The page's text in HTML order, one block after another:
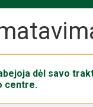
dėl savo
centre.